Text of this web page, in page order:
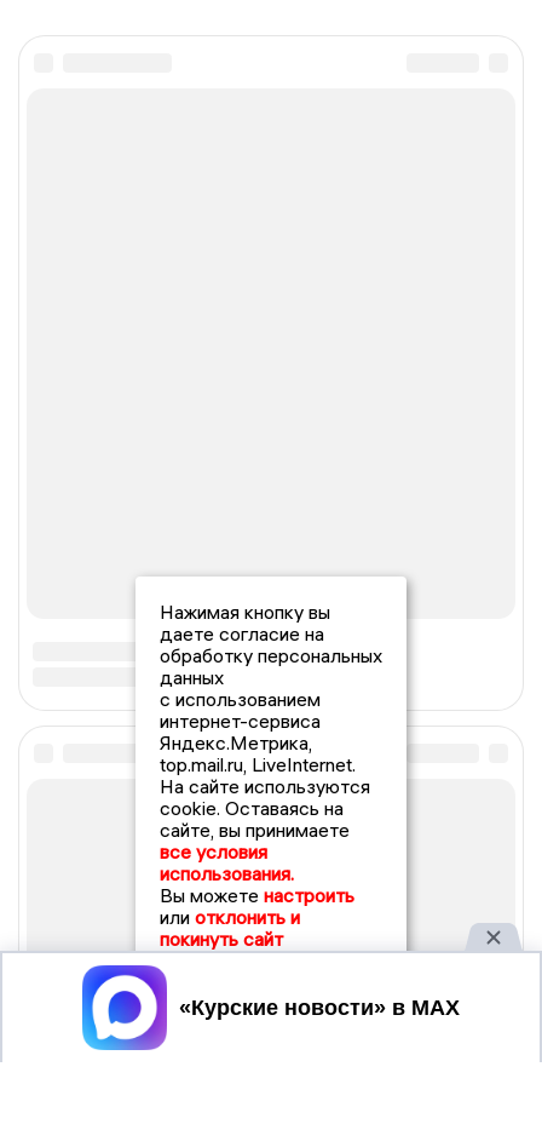
Нажимая кнопку вы
даете согласие на
обработку персональных
данных
с использованием
интернет-сервиса
Яндекс.Метрика,
top.mail.ru, LiveInternet.
На сайте используются
cookie. Оставаясь на
сайте, вы принимаете
все условия
использования.
Вы можете настроить
или отклонить и
покинуть сайт
Принять